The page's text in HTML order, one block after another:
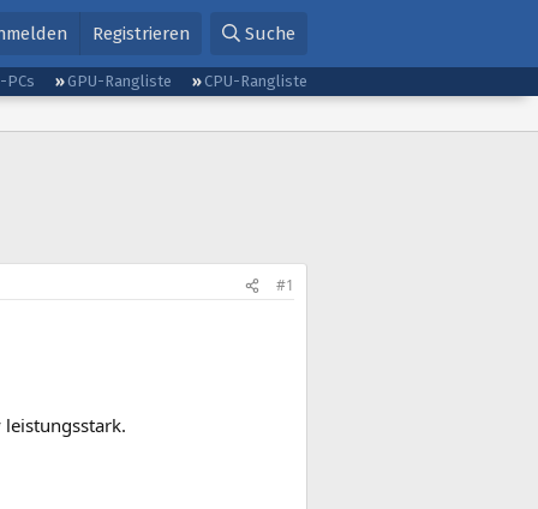
Registrieren Suche
PCs GPU-Rangliste
CPU-Rangliste
#1